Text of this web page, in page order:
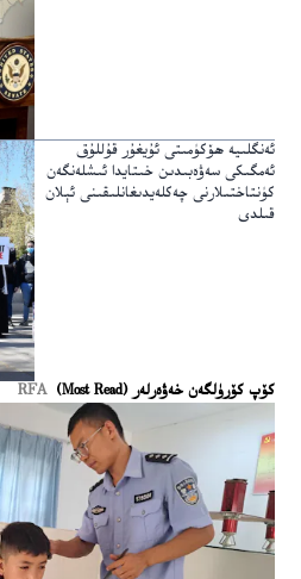
ئەنگلىيە ھۆكۈمىتى ئۇيغۇر قۇللۇق
ئەمگىكى سەۋەبىدىن خىتايدا ئىشلەنگەن
كۈنتاختىلارنى چەكلەيدىغانلىقىنى ئېلان
قىلدى
كۆپ كۆرۈلگەن خەۋەرلەر (Most Read) RFA